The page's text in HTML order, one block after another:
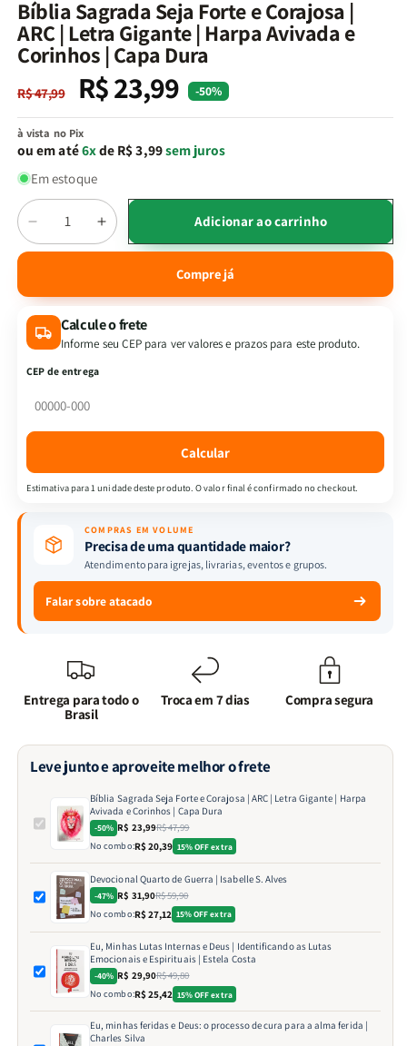
janela
modal
Bíblia Sagrada Seja Forte e Corajosa |
ARC | Letra Gigante | Harpa Avivada e
Corinhos | Capa Dura
Preço
normal
R$ 47,99
Preço
promocional
R$ 23,99 -50%
à vista no Pix
ou em até6xde R$ 3,99sem juros
Em estoque
Quantidade
Diminuir
a
Bíblia
Sagrada
Seja
Forte
Corajosa
Letra
Gigante
Harpa
Avivada
Corinhos
|
Aumentar
a
quantidade
Bíblia
Sagrada
Seja
Letra
Gigante
Harpa
Avivada
e
|
Adicionar ao carrinho
Compre já
Calcule o frete
Informe seu CEP para ver valores e prazos para este produto.
CEP de entrega
Calcular
Estimativa para 1 unidade deste produto. O valor final é confirmado no checkout.
COMPRAS EM VOLUME
Precisa de uma quantidade maior?
Atendimento para igrejas, livrarias, eventos e grupos.
Falar sobre atacado
Entrega para todo o
Brasil
Troca em 7 dias Compra segura
Leve junto e aproveite melhor o frete
Bíblia Sagrada Seja Forte e Corajosa | ARC | Letra Gigante | Harpa
Avivada e Corinhos | Capa Dura
-50% R$ 23,99R$ 47,99
No combo:R$ 20,39 15% OFF extra
Devocional Quarto de Guerra | Isabelle S. Alves
-47% R$ 31,90R$ 59,90
No combo:R$ 27,12 15% OFF extra
Eu, Minhas Lutas Internas e Deus | Identificando as Lutas
Emocionais e Espirituais | Estela Costa
-40% R$ 29,90R$ 49,80
No combo:R$ 25,42 15% OFF extra
Eu, minhas feridas e Deus: o processo de cura para a alma ferida |
Charles Silva